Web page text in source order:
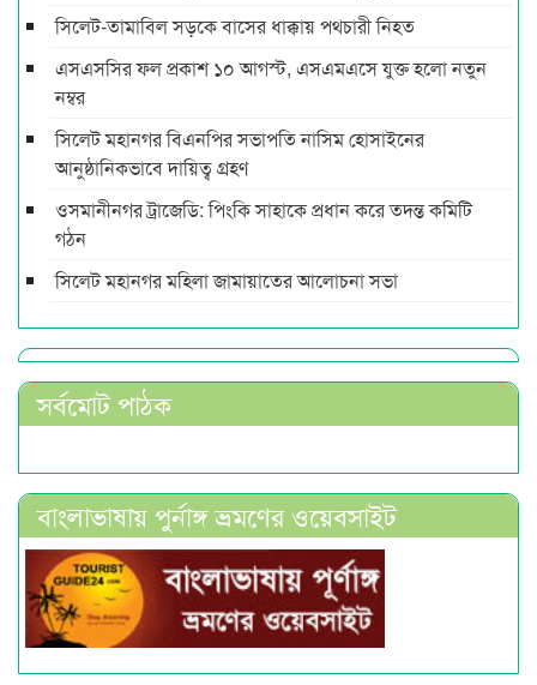
সিলেট-তামাবিল সড়কে বাসের ধাক্কায় পথচারী নিহত
এসএসসির ফল প্রকাশ ১০ আগস্ট, এসএমএসে যুক্ত হলো নতুন
নম্বর
সিলেট মহানগর বিএনপির সভাপতি নাসিম হোসাইনের
আনুষ্ঠানিকভাবে দায়িত্ব গ্রহণ
ওসমানীনগর ট্রাজেডি: পিংকি সাহাকে প্রধান করে তদন্ত কমিটি
গঠন
সিলেট মহানগর মহিলা জামায়াতের আলোচনা সভা
সর্বমোট পাঠক
বাংলাভাষায় পুর্নাঙ্গ ভ্রমণের ওয়েবসাইট